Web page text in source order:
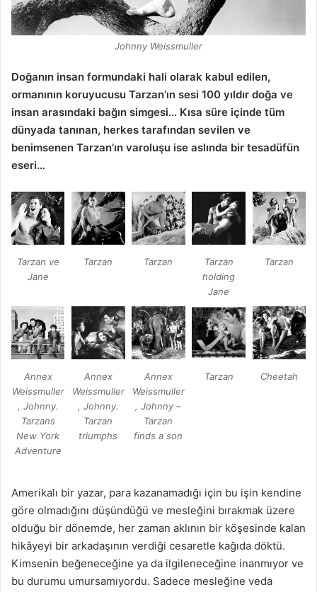
Johnny Weissmuller
Doğanın insan formundaki hali olarak kabul edilen,
ormanının koruyucusu Tarzan’ın sesi 100 yıldır doğa ve
insan arasındaki bağın simgesi… Kısa süre içinde tüm
dünyada tanınan, herkes tarafından sevilen ve
benimsenen Tarzan’ın varoluşu ise aslında bir tesadüfün
eseri…
Tarzan ve
Jane
Tarzan Tarzan
Tarzan
holding
Jane
Tarzan
Annex
Weissmuller
, Johnny.
Tarzans
New York
Adventure
Annex
Weissmuller
, Johnny.
Tarzan
triumphs
Annex
Weissmuller
, Johnny –
Tarzan
finds a son
Tarzan Cheetah
Amerikalı bir yazar, para kazanamadığı için bu işin kendine
göre olmadığını düşündüğü ve mesleğini bırakmak üzere
olduğu bir dönemde, her zaman aklının bir köşesinde kalan
hikâyeyi bir arkadaşının verdiği cesaretle kağıda döktü.
Kimsenin beğeneceğine ya da ilgileneceğine inanmıyor ve
bu durumu umursamıyordu. Sadece mesleğine veda